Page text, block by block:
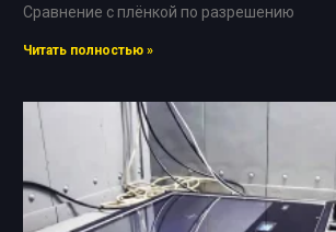
Сравнение с плёнкой по разрешению
Читать полностью »